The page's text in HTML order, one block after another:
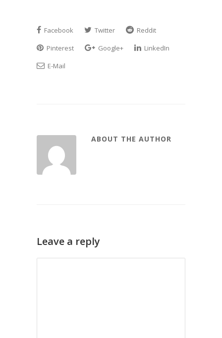
Facebook Twitter
Reddit
Pinterest
Google+
LinkedIn
E-Mail
ABOUT THE AUTHOR
Leave a reply